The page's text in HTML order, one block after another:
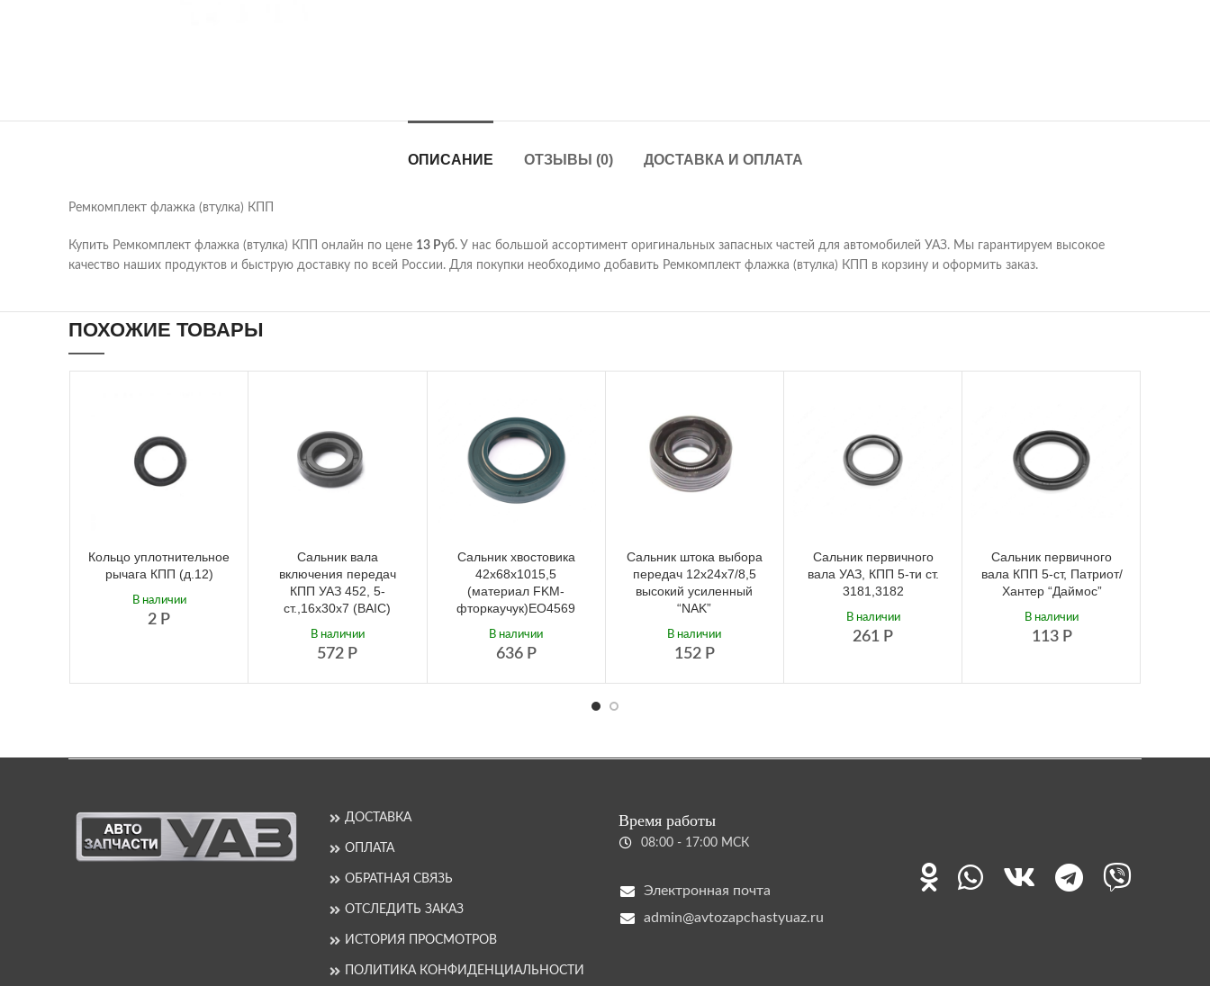
ОПИСАНИЕ ОТЗЫВЫ (0) ДОСТАВКА И ОПЛАТА
Ремкомплект флажка (втулка) КПП
Купить Ремкомплект флажка (втулка) КПП онлайн по цене 13 Руб. У нас большой ассортимент оригинальных запасных частей для автомобилей УАЗ. Мы гарантируем высокое
качество наших продуктов и быструю доставку по всей России. Для покупки необходимо добавить Ремкомплект флажка (втулка) КПП в корзину и оформить заказ.
ПОХОЖИЕ ТОВАРЫ
Кольцо уплотнительное
рычага КПП (д.12)
2 Р
В наличии
Сальник вала
включения передач
КПП УАЗ 452, 5-
ст.,16х30х7 (BAIC)
572 Р
В наличии
Сальник хвостовика
42х68х1015,5
(материал FKM-
фторкаучук)ЕО4569
636 Р
В наличии
Сальник штока выбора
передач 12х24х7/8,5
высокий усиленный
“NAK”
152 Р
В наличии
Сальник первичного
вала УАЗ, КПП 5-ти ст.
3181,3182
261 Р
В наличии
Сальник первичного
вала КПП 5-ст, Патриот/
Хантер “Даймос”
113 Р
В наличии
ДОСТАВКА
ОПЛАТА
ОБРАТНАЯ СВЯЗЬ
ОТСЛЕДИТЬ ЗАКАЗ
ИСТОРИЯ ПРОСМОТРОВ
ПОЛИТИКА КОНФИДЕНЦИАЛЬНОСТИ
Время работы
08:00 - 17:00 МСК
Электронная почта
admin@avtozapchastyuaz.ru